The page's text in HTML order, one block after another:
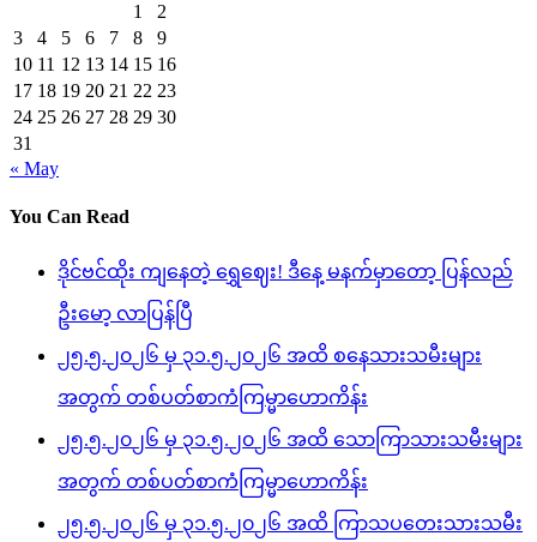
1
2
3
4 5 6 7 8
9
10 11 12 13 14 15 16
17 18 19 20 21 22 23
24 25 26 27 28 29 30
31
« May
You Can Read
ဒိုင်ဗင်ထိုး ကျနေတဲ့ ရွှေဈေး! ဒီနေ့ မနက်မှာတော့ ပြန်လည်
ဦးမော့ လာပြန်ပြီ
၂၅.၅.၂၀၂၆ မှ ၃၁.၅.၂၀၂၆ အထိ စနေသားသမီးများ
အတွက် တစ်ပတ်စာကံကြမ္မာဟောကိန်း
၂၅.၅.၂၀၂၆ မှ ၃၁.၅.၂၀၂၆ အထိ သောကြာသားသမီးများ
အတွက် တစ်ပတ်စာကံကြမ္မာဟောကိန်း
၂၅.၅.၂၀၂၆ မှ ၃၁.၅.၂၀၂၆ အထိ ကြာသပတေးသားသမီး